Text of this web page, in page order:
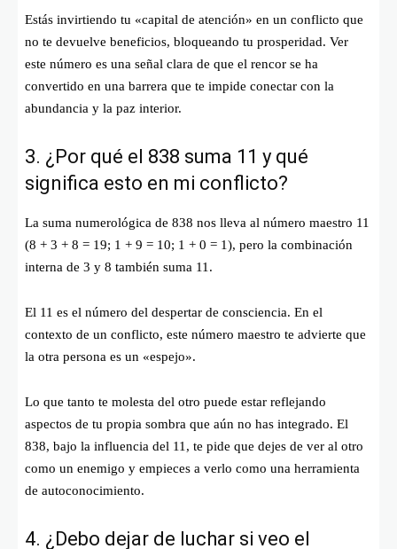
Estás invirtiendo tu «capital de atención» en un conflicto que
no te devuelve beneficios, bloqueando tu prosperidad. Ver
este número es una señal clara de que el rencor se ha
convertido en una barrera que te impide conectar con la
abundancia y la paz interior.
3. ¿Por qué el 838 suma 11 y qué
significa esto en mi conflicto?
La suma numerológica de 838 nos lleva al número maestro 11
(8 + 3 + 8 = 19; 1 + 9 = 10; 1 + 0 = 1), pero la combinación
interna de 3 y 8 también suma 11.
El 11 es el número del despertar de consciencia. En el
contexto de un conflicto, este número maestro te advierte que
la otra persona es un «espejo».
Lo que tanto te molesta del otro puede estar reflejando
aspectos de tu propia sombra que aún no has integrado. El
838, bajo la influencia del 11, te pide que dejes de ver al otro
como un enemigo y empieces a verlo como una herramienta
de autoconocimiento.
4. ¿Debo dejar de luchar si veo el